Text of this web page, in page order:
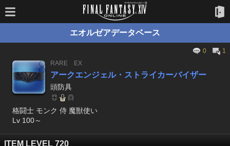
エオルゼアデータベース
0
1
RARE
EX
アークエンジェル・ストライカーバイザー
頭防具
格闘士 モンク 侍 魔獣使い
Lv 100～
ITEM LEVEL 720